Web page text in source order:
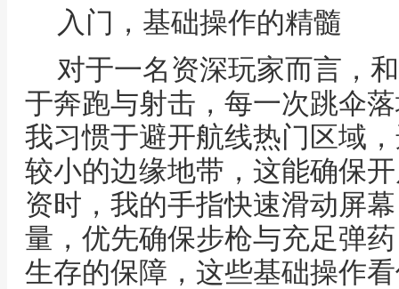
入门，基础操作的精髓
对于一名资深玩家而言，
于奔跑与射击，每一次跳伞
我习惯于避开航线热门区域
较小的边缘地带，这能确保
资时，我的手指快速滑动屏
量，优先确保步枪与充足弹
生存的保障，这些基础操作